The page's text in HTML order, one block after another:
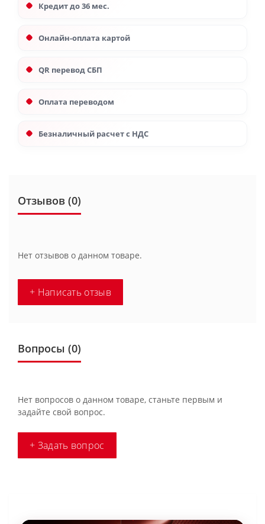
Кредит до 36 мес.
Онлайн-оплата картой
QR перевод СБП
Оплата переводом
Безналичный расчет с НДС
Отзывов (0)
Нет отзывов о данном товаре.
+ Написать отзыв
Вопросы (0)
Нет вопросов о данном товаре, станьте первым и
задайте свой вопрос.
+ Задать вопрос